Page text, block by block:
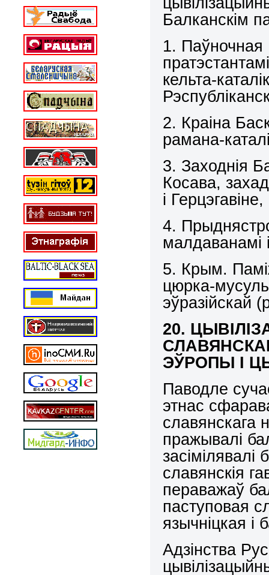
Балканскім
1. Паўночная
кельта-
2. Краіна
рамана-
3. Заходнія
Косава,
і
4.
малдаванамі
5. Крым.
цюрка-
эўразійскай
20.
ЭЎРОПЫ І
Паводле
этнас
славянскага
пражывалі
славянскія
пераважаў
паступовая
язычніцкая і
Адзінства